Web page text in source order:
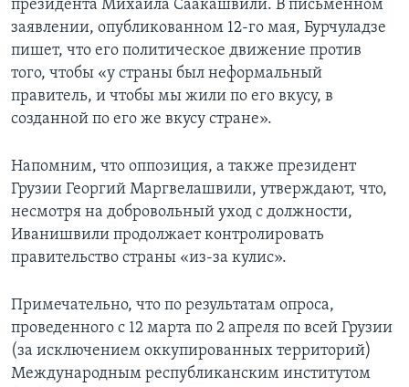
президента Михаила Саакашвили. В письменном
заявлении, опубликованном 12-го мая, Бурчуладзе
пишет, что его политическое движение против
того, чтобы «у страны был неформальный
правитель, и чтобы мы жили по его вкусу, в
созданной по его же вкусу стране».
Напомним, что оппозиция, а также президент
Грузии Георгий Маргвелашвили, утверждают, что,
несмотря на добровольный уход с должности,
Иванишвили продолжает контролировать
правительство страны «из-за кулис».
Примечательно, что по результатам опроса,
проведенного с 12 марта по 2 апреля по всей Грузии
(за исключением оккупированных территорий)
Международным республиканским институтом